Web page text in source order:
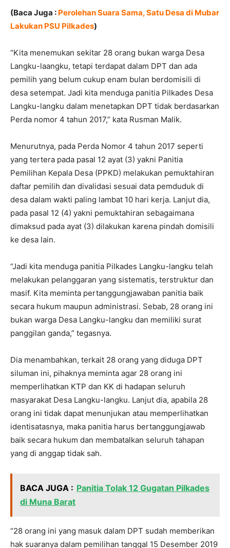
(Baca Juga : Perolehan Suara Sama, Satu Desa di Mubar
Lakukan PSU Pilkades)
“Kita menemukan sekitar 28 orang bukan warga Desa
Langku-laangku, tetapi terdapat dalam DPT dan ada
pemilih yang belum cukup enam bulan berdomisili di
desa setempat. Jadi kita menduga panitia Pilkades Desa
Langku-langku dalam menetapkan DPT tidak berdasarkan
Perda nomor 4 tahun 2017,” kata Rusman Malik.
Menurutnya, pada Perda Nomor 4 tahun 2017 seperti
yang tertera pada pasal 12 ayat (3) yakni Panitia
Pemilihan Kepala Desa (PPKD) melakukan pemuktahiran
daftar pemilih dan divalidasi sesuai data pemduduk di
desa dalam wakti paling lambat 10 hari kerja. Lanjut dia,
pada pasal 12 (4) yakni pemuktahiran sebagaimana
dimaksud pada ayat (3) dilakukan karena pindah domisili
ke desa lain.
“Jadi kita menduga panitia Pilkades Langku-langku telah
melakukan pelanggaran yang sistematis, terstruktur dan
masif. Kita meminta pertanggungjawaban panitia baik
secara hukum maupun administrasi. Sebab, 28 orang ini
bukan warga Desa Langku-langku dan memiliki surat
panggilan ganda,” tegasnya.
Dia menambahkan, terkait 28 orang yang diduga DPT
siluman ini, pihaknya meminta agar 28 orang ini
memperlihatkan KTP dan KK di hadapan seluruh
masyarakat Desa Langku-langku. Lanjut dia, apabila 28
orang ini tidak dapat menunjukan atau memperlihatkan
identisatasnya, maka panitia harus bertanggungjawab
baik secara hukum dan membatalkan seluruh tahapan
yang di anggap tidak sah.
BACA JUGA : Panitia Tolak 12 Gugatan Pilkades
di Muna Barat
“28 orang ini yang masuk dalam DPT sudah memberikan
hak suaranya dalam pemilihan tanggal 15 Desember 2019